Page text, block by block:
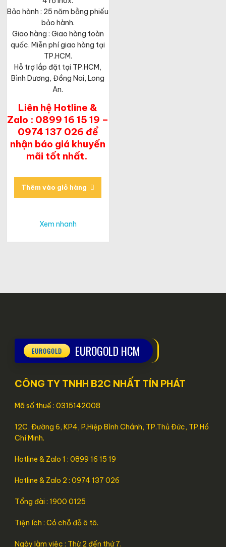
Bảo hành : 25 năm bằng phiếu
bảo hành.
Giao hàng : Giao hàng toàn
quốc. Miễn phí giao hàng tại
TP.HCM.
Hỗ trợ lắp đặt tại TP.HCM,
Bình Dương, Đồng Nai, Long
An.
Liên hệ Hotline &
Zalo : 0899 16 15 19 –
0974 137 026 để
nhận báo giá khuyến
mãi tốt nhất.
Thêm vào giỏ hàng
Xem nhanh
EUROGOLD HCM
CÔNG TY TNHH B2C NHẤT TÍN PHÁT
Mã số thuế : 0315142008
12C, Đường 6, KP4, P.Hiệp Bình Chánh, TP.Thủ Đức, TP.Hồ
Chí Minh.
Hotline & Zalo 1 : 0899 16 15 19
Hotline & Zalo 2 : 0974 137 026
Tổng đài : 1900 0125
Tiện ích : Có chỗ đỗ ô tô.
Ngày làm việc : Thừ 2 đến thứ 7.